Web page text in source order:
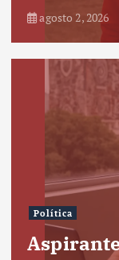
agosto 2, 2026
Política